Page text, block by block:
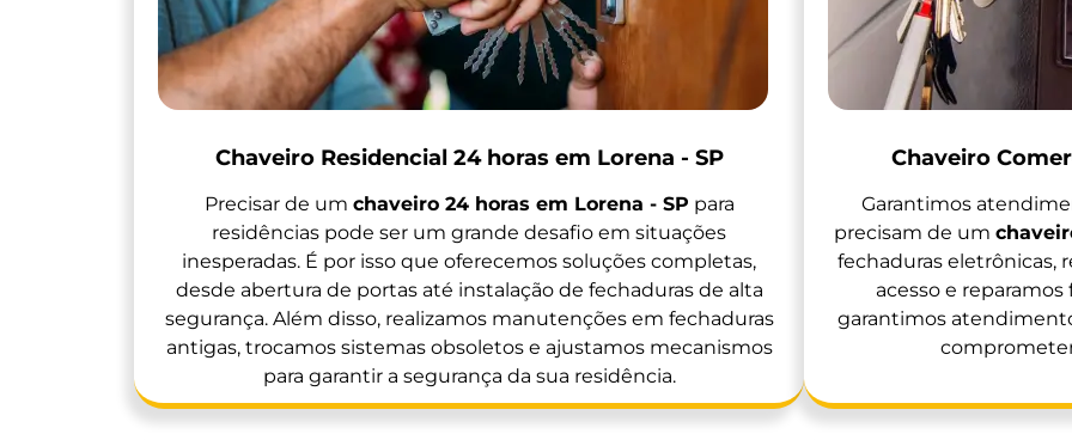
Chaveiro Residencial 24 horas em Lorena - SP
Precisar de um chaveiro 24 horas em Lorena - SP para
residências pode ser um grande desafio em situações
inesperadas. É por isso que oferecemos soluções completas,
desde abertura de portas até instalação de fechaduras de alta
segurança. Além disso, realizamos manutenções em fechaduras
antigas, trocamos sistemas obsoletos e ajustamos mecanismos
para garantir a segurança da sua residência.
Chaveiro
Garantimos
precisam de um
fechaduras eletrônicas,
acesso e
garantimos